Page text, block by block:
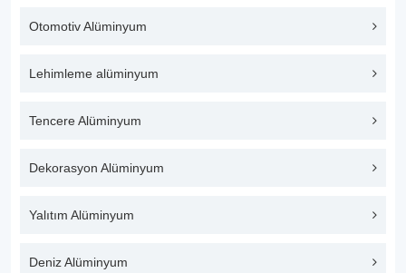
Otomotiv Alüminyum
Lehimleme alüminyum
Tencere Alüminyum
Dekorasyon Alüminyum
Yalıtım Alüminyum
Deniz Alüminyum